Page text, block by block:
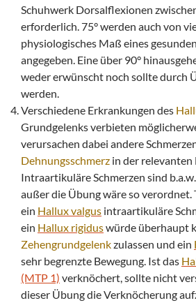
Schuhwerk Dorsalflexionen
erforderlich. 75° werden auch von
physiologisches Maß eines
angegeben. Eine über 90°
weder erwünscht noch sollte durch
werden.
Verschiedene Erkrankungen des
Grundgelenks verbieten
verursachen dabei andere
Dehnungsschmerz in der
Intraartikuläre Schmerzen sind
außer die Übung wäre so verordnet.
ein Halluxvalgus intraartikuläre
ein Hallux rigiduswürde überhaupt
Zehengrundgelenkzulassen und ein
sehr begrenzte Bewegung. Ist das
(MTP 1) verknöchert, sollte nicht
dieser Übung die Verknöcherung